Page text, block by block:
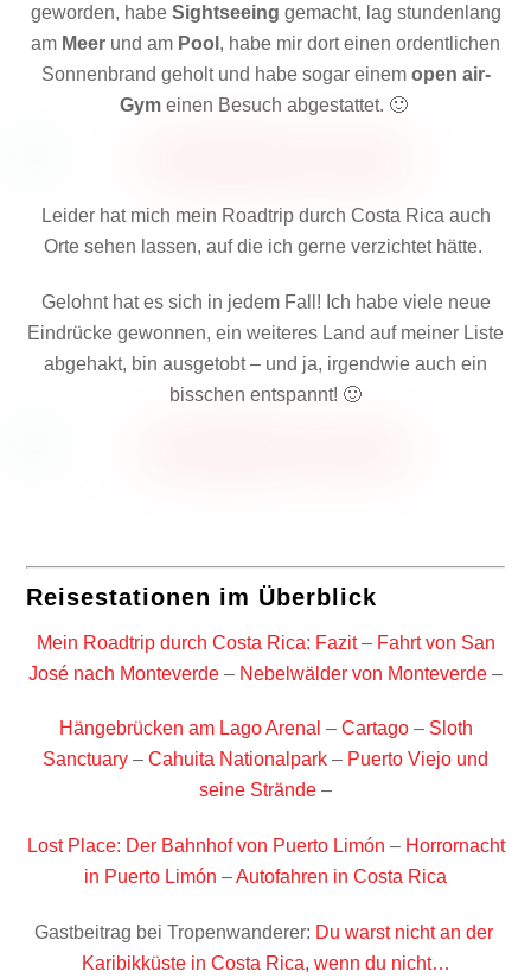
geworden, habe Sightseeing gemacht, lag stundenlang
am Meer und am Pool , habe mir dort einen ordentlichen
Sonnenbrand geholt und habe sogar einem open air-
Gymeinen Besuch abgestattet. 🙂
Leider hat mich mein Roadtrip durch Costa Rica auch
Orte sehen lassen, auf die ich gerne verzichtet hätte.
Gelohnt hat es sich in jedem Fall! Ich habe viele neue
Eindrücke gewonnen, ein weiteres Land auf meiner Liste
abgehakt, bin ausgetobt – und ja, irgendwie auch ein
bisschen entspannt! 🙂
Reisestationen im Überblick
Mein Roadtrip durch Costa Rica: Fazit– Fahrt von San
José nach Monteverde – Nebelwälder von Monteverde –
Hängebrücken am Lago Arenal – Cartago– Sloth
Sanctuary – Cahuita Nationalpark – Puerto Viejo und
seine Strände –
Lost Place: Der Bahnhof von Puerto Limón – Horrornacht
in Puerto Limón –Autofahren in Costa Rica
Gastbeitrag bei Tropenwanderer: Du warst nicht an der
Karibikküste in Costa Rica, wenn du nicht…